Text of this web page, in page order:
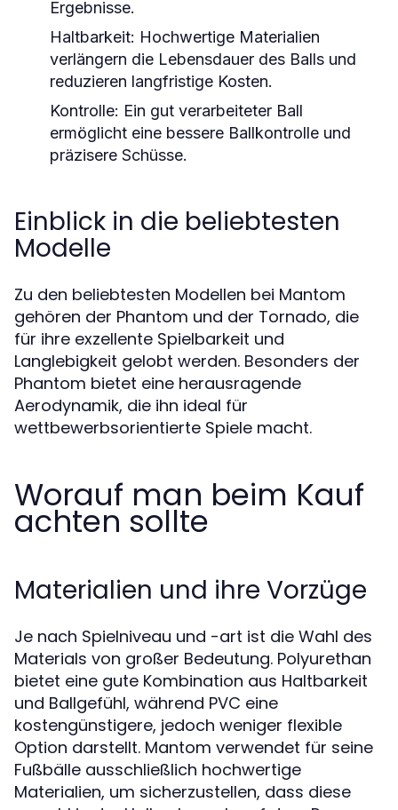
Ergebnisse.
Haltbarkeit: Hochwertige Materialien
verlängern die Lebensdauer des Balls und
reduzieren langfristige Kosten.
Kontrolle: Ein gut verarbeiteter Ball
ermöglicht eine bessere Ballkontrolle und
präzisere Schüsse.
Einblick in die beliebtesten
Modelle
Zu den beliebtesten Modellen bei Mantom
gehören der Phantom und der Tornado, die
für ihre exzellente Spielbarkeit und
Langlebigkeit gelobt werden. Besonders der
Phantom bietet eine herausragende
Aerodynamik, die ihn ideal für
wettbewerbsorientierte Spiele macht.
Worauf man beim Kauf
achten sollte
Materialien und ihre Vorzüge
Je nach Spielniveau und -art ist die Wahl des
Materials von großer Bedeutung. Polyurethan
bietet eine gute Kombination aus Haltbarkeit
und Ballgefühl, während PVC eine
kostengünstigere, jedoch weniger flexible
Option darstellt. Mantom verwendet für seine
Fußbälle ausschließlich hochwertige
Materialien, um sicherzustellen, dass diese